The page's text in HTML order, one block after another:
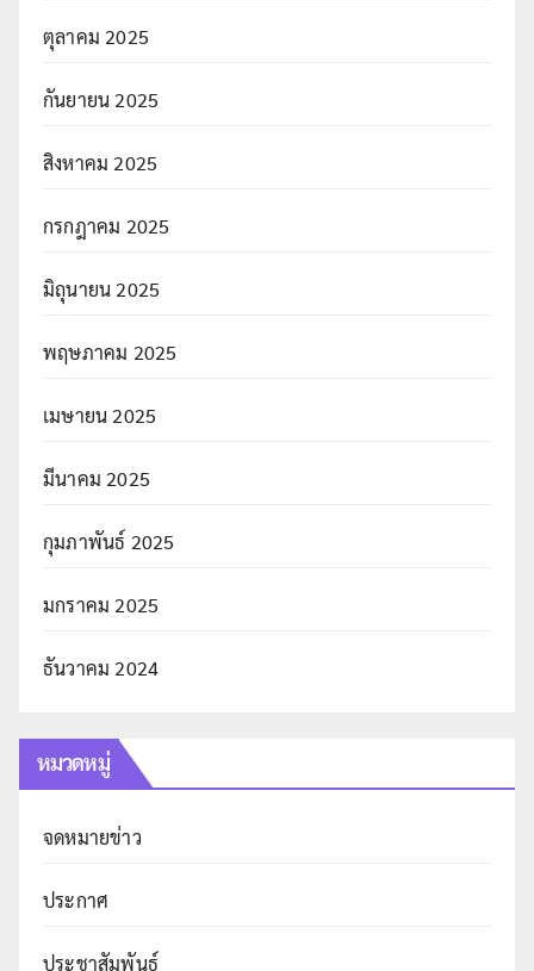
ตุลาคม 2025
กันยายน 2025
สิงหาคม 2025
กรกฎาคม 2025
มิถุนายน 2025
พฤษภาคม 2025
เมษายน 2025
มีนาคม 2025
กุมภาพันธ์ 2025
มกราคม 2025
ธันวาคม 2024
หมวดหมู่
จดหมายข่าว
ประกาศ
ประชาสัมพันธ์